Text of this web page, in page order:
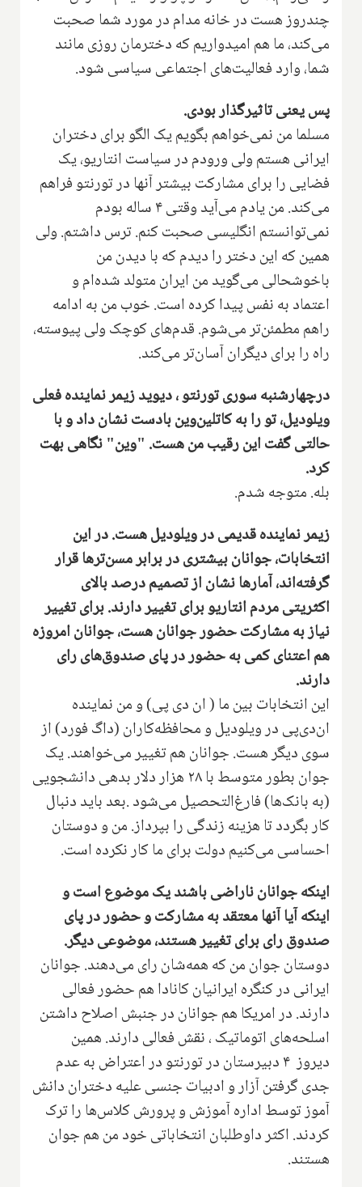
چندروز هست در خانه مدام در مورد شما صحبت
می‌کند، ما هم امیدواریم که دخترمان روزی مانند
شما‌، وارد فعالیت‌های اجتماعی سیاسی شود.
پس یعنی تاثیر‌گذار بود‌ی.
مسلما من نمی‌خواهم بگویم یک الگو برای دختران
ایرانی هستم ولی ورودم در سیاست انتاریو‌، یک
فضایی را برای مشارکت بیشتر آنها در تورنتو فراهم
می‌کند‌. من یادم می‌آید وقتی ۴ ساله بودم
نمی‌توانستم انگلیسی صحبت کنم‌. ترس داشتم‌. ‌ولی
همین که این دختر را دیدم که با دیدن من
باخوشحالی می‌گوید من ایران متولد شده‌ام و
اعتماد به نفس پیدا کرده است‌. خوب من به ادامه
راهم مطمئن‌تر می‌شوم‌. قدم‌های کوچک ولی پیوسته‌،
راه را برای دیگران آسان‌تر می‌کند.
درچهارشنبه سوری تورنتو ، دیوید زیمر نماینده فعلی
ویلودیل‌، تو‌ را به کاتلین‌وین بادست نشان داد و با
حالتی گفت این رقیب من هست‌.‌ "وین" نگاهی بهت
کرد.
بله‌. متوجه شدم.
زیمر نماینده قدیمی در ویلودیل هست‌. در این
انتخابات، جوانان بیشتری در برابر مسن‌تر‌ها قرار
گرفته‌اند، آمارها نشان از‌ تصمیم درصد بالای
اکثریتی‌ مردم انتاریو برای تغییر‌ دارند‌.‌ برای تغییر
نیاز به مشارکت‌ حضور جوانان هست‌،‌ جوانان امروزه
هم اعتنای کمی به حضور در پای صندوق‌های رای
دارند.
این انتخابات بین ما ( ان دی پی‌) و من نماینده
ان‌دی‌پی در ویلودیل و محافظه‌کاران (‌داگ فورد‌) از
سوی دیگر هست‌.‌ جوانان هم تغییر می‌خواهند‌. یک
جوان بطور متوسط با ۲۸ هزار دلار بدهی دانشجویی
(به بانک‌ها‌) فارغ‌التحصیل می‌شود .بعد باید دنبال
کار بگردد تا هزینه زندگی را بپرداز‌.‌ من و دوستان
احساسی می‌کنیم دولت برای ما کار نکرده است.
اینکه جوانان ناراضی باشند یک موضوع است و
اینکه آیا آنها معتقد به مشارکت و حضور در پای
صندوق رای برای تغییر هستند، موضوعی دیگر.
دوستان جوان من که همه‌شان رای می‌دهند‌. جو‌انان
ایرانی در کنگره ایرانیان کانادا‌ هم حضور فعالی
دارند. در امریکا هم جوانان در جنبش اصلاح داشتن
اسلحه‌های اتوماتیک ، نقش فعالی دارند‌. همین
دیروز ۴ دبیرستان در تورنتو در اعتراض به عدم
جدی گرفتن آزار و ادبیات جنسی علیه دختران دانش
آموز توسط اداره آموزش و پرورش کلاس‌ها را ترک
کردند‌.‌ اکثر داوطلبان انتخاباتی خود من هم جوان
هستند‌.‌